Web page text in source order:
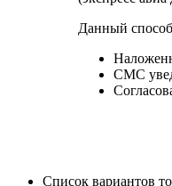
Данный способ
СМС
Список вариантов